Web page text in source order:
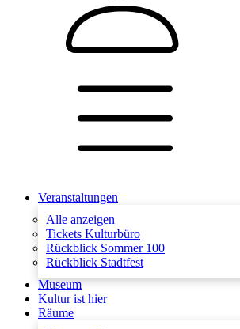
Veranstaltungen
Alle anzeigen
Tickets Kulturbüro
Rückblick Sommer 100
Rückblick Stadtfest
Museum
Kultur ist hier
Räume